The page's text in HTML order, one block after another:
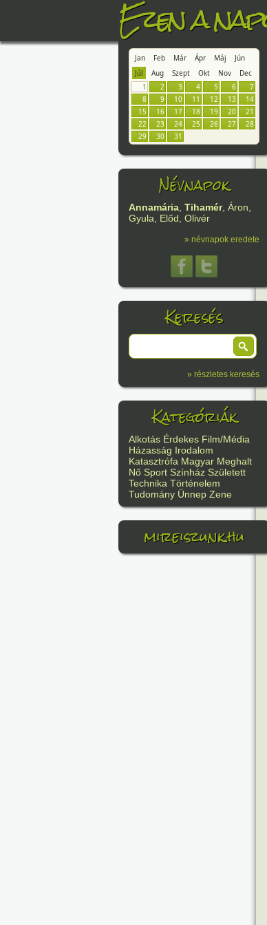
Ezen a
Jan Feb Már Ápr Máj
Jún
Júl
Aug Szept Okt Nov
Dec
1
2 3 4 5 6
7
8
9 10 11 12 13
14
15
16 17 18 19 20
21
22
23 24 25 26 27
28
29
30 31
Névnapok
Annamária, Tihamér, Áron,
Gyula, Előd, Olivér
» névnapok eredete
Keresés
» részletes keresés
Kategóriák
Alkotás Érdekes Film/Média
Házasság Irodalom
Katasztrófa Magyar Meghalt
Nő Sport Színház Született
Technika Történelem
Tudomány Ünnep Zene
mireiszunk.hu